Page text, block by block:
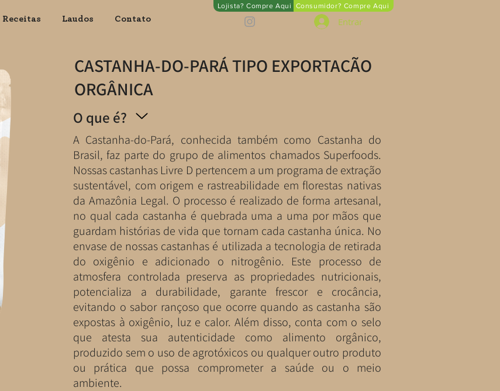
Lojista? Compre Aqui
Receitas Laudos Contato
Consumidor? Compre Aqui
Entrar
CASTANHA-DO-PARÁ TIPO EXPORTAÇÃO
ORGÂNICA
O que é?
A Castanha-do-Pará, conhecida também como Castanha do
Brasil, faz parte do grupo de alimentos chamados Superfoods.
Nossas castanhas Livre D pertencem a um programa de extração
sustentável, com origem e rastreabilidade em florestas nativas
da Amazônia Legal. O processo é realizado de forma artesanal,
no qual cada castanha é quebrada uma a uma por mãos que
guardam histórias de vida que tornam cada castanha única. No
envase de nossas castanhas é utilizada a tecnologia de retirada
do oxigênio e adicionado o nitrogênio. Este processo de
atmosfera controlada preserva as propriedades nutricionais,
potencializa a durabilidade, garante frescor e crocância,
evitando o sabor rançoso que ocorre quando as castanha são
expostas à oxigênio, luz e calor. Além disso, conta com o selo
que atesta sua autenticidade como alimento orgânico,
produzido sem o uso de agrotóxicos ou qualquer outro produto
ou prática que possa comprometer a saúde ou o meio
ambiente.